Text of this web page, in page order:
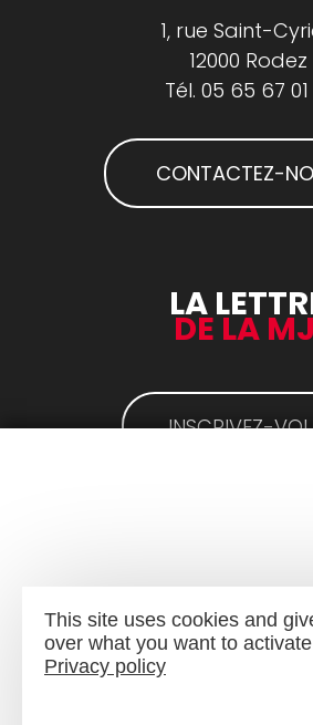
1, rue Saint-
12000 Rodez
Tél. 05 65 67 01
CONTACTEZ-
LA
DE LA
INSCRIVEZ-
This site uses cookies and
over what you want to activate
Privacy policy